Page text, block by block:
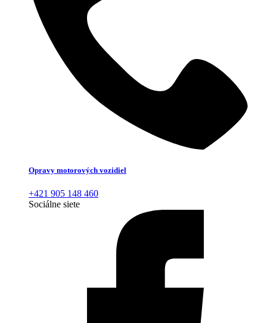
Opravy motorových vozidiel
+421 905 148 460
Sociálne siete